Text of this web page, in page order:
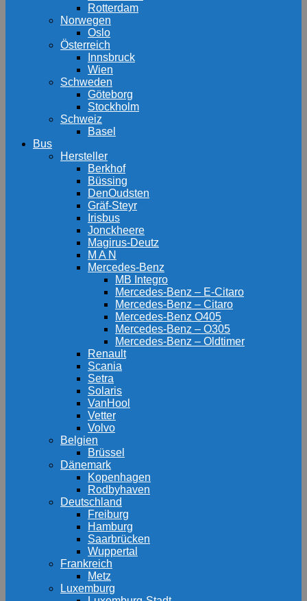
Rotterdam
Norwegen
Oslo
Österreich
Innsbruck
Wien
Schweden
Göteborg
Stockholm
Schweiz
Basel
Bus
Hersteller
Berkhof
Büssing
DenOudsten
Gräf-Steyr
Irisbus
Jonckheere
Magirus-Deutz
M A N
Mercedes-Benz
MB Integro
Mercedes-Benz – E-Citaro
Mercedes-Benz – Citaro
Mercedes-Benz O405
Mercedes-Benz – O305
Mercedes-Benz – Oldtimer
Renault
Scania
Setra
Solaris
VanHool
Vetter
Volvo
Belgien
Brüssel
Dänemark
Kopenhagen
Rodbyhaven
Deutschland
Freiburg
Hamburg
Saarbrücken
Wuppertal
Frankreich
Metz
Luxemburg